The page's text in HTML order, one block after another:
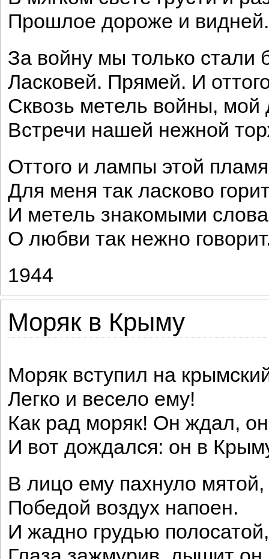
Прошлое дороже и видней.
За войну мы только стали
Ласковей. Прямей. И
Сквозь метель войны, мой
Встречи нашей нежной
Оттого и лампы этой пламя
Для меня так ласково
И метель знакомыми
О любви так нежно
1944
Моряк в Крыму
Моряк вступил на
Легко и весело ему!
Как рад моряк! Он ждал,
И вот дождался: он в
В лицо ему пахнуло мятой,
Победой воздух напоен.
И жадно грудью полосатой,